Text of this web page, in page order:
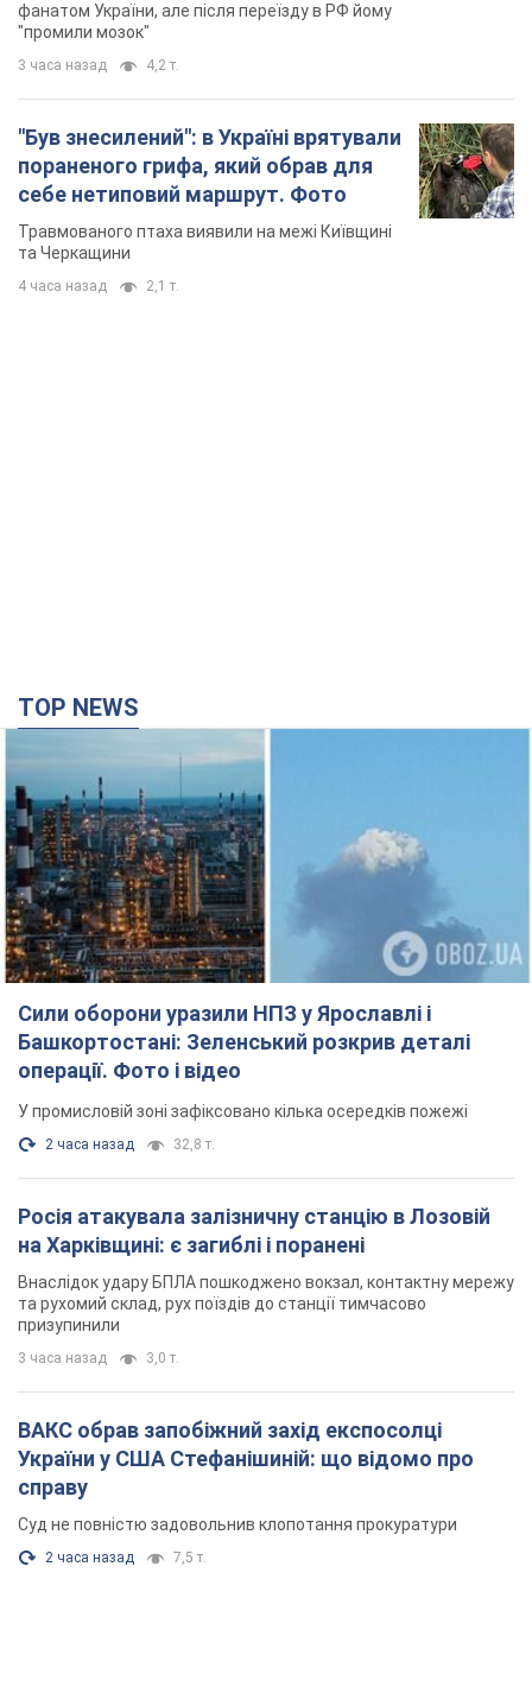
Башкортостані: Зеленський розкрив деталі
У промисловій зоні зафіксовано кілька осередків пожежі
2 часа назад 32,8 т.
Росія атакувала залізничну станцію в Лозовій
на Харківщині: є загиблі і поранені
Внаслідок удару БПЛА пошкоджено вокзал, контактну мережу
та рухомий склад, рух поїздів до станції тимчасово
3 часа назад 3,0 т.
ВАКС обрав запобіжний захід експосолці
України у США Стефанішиній: що відомо про
справу
2 часа назад 7,5 т.